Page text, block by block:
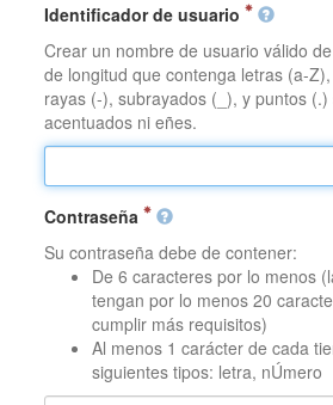
Identificador de usuario
Crear un nombre de usuario válido
de longitud que contenga letras (a-
rayas (-), subrayados (_), y puntos
acentuados ni eñes.
Contraseña
Su contraseña debe de contener:
De 6 caracteres por lo menos
tengan por lo menos 20
cumplir más requisitos)
Al menos 1 carácter de cada
siguientes tipos: letra, nÚmero